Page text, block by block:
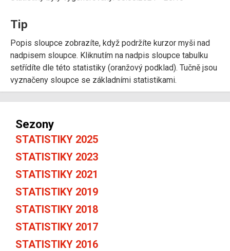
Tip
Popis sloupce zobrazíte, když podržíte kurzor myši nad
nadpisem sloupce. Kliknutím na nadpis sloupce tabulku
setřídíte dle této statistiky (oranžový podklad). Tučně jsou
vyznačeny sloupce se základními statistikami.
Sezony
STATISTIKY 2025
STATISTIKY 2023
STATISTIKY 2021
STATISTIKY 2019
STATISTIKY 2018
STATISTIKY 2017
STATISTIKY 2016